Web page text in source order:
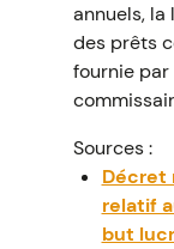
annuels,
des prêts
fournie
Sources :
Décret
relatif
but